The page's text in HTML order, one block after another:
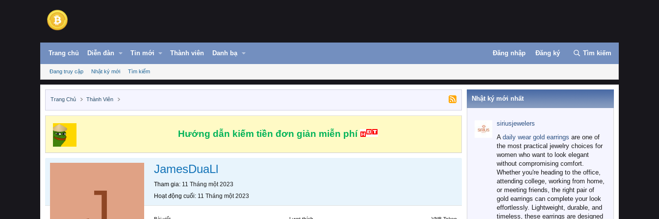
Trang chủ Diễn đàn Tin mới Thành viên Danh bạ Đăng nhập Đăng ký Tìm kiếm
Đang truy cập Nhật ký mới Tìm kiếm
Trang Chủ Thành Viên
Hướng dẫn kiếm tiền đơn giản miễn phí
JamesDuaLl
Tham gia 11 Tháng một 2023
Hoạt động cuối 11 Tháng một 2023
Nhật ký mới nhất
siriusjewelers
A daily wear gold earrings are one of
the most practical jewelry choices for
women who want to look elegant
without compromising comfort.
Whether you're heading to the office,
attending college, working from home,
or meeting friends, the right pair of
gold earrings can complete your look
effortlessly. Lightweight, durable, and
timeless, these earrings are designed